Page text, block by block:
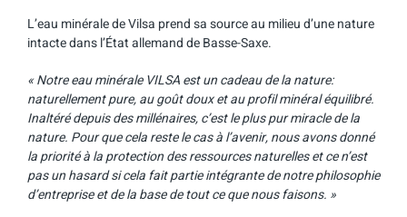
L’eau minérale de Vilsa prend sa source au milieu d’une nature
intacte dans l’État allemand de Basse-Saxe.
« Notre eau minérale VILSA est un cadeau de la nature:
naturellement pure, au goût doux et au profil minéral équilibré.
Inaltéré depuis des millénaires, c’est le plus pur miracle de la
nature. Pour que cela reste le cas à l’avenir, nous avons donné
la priorité à la protection des ressources naturelles et ce n’est
pas un hasard si cela fait partie intégrante de notre philosophie
d’entreprise et de la base de tout ce que nous faisons. »